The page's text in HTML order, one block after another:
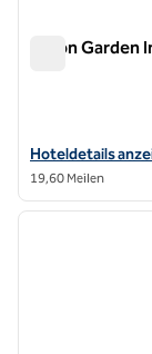
Hilton Garden
Hoteldetails für
Hoteldetails
19,60 Meilen
1 von 8